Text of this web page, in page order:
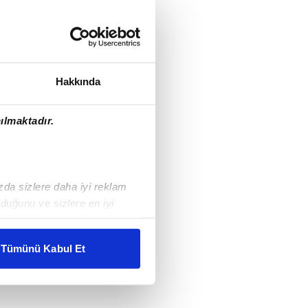
Hakkında
sizlere daha iyi reklam
ve sizlere en iyi
gösterilmeyecektir."
kullanılmaktadır. Bu
Tümünü Kabul Et